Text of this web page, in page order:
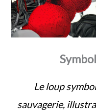
Le loup
sauvagerie,